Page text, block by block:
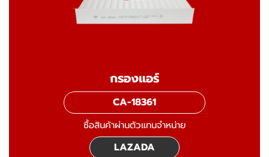
กรองแอร์
CA-18361
ซื้อสินค้าผ่านตัวแทนจำหน่าย
LAZADA